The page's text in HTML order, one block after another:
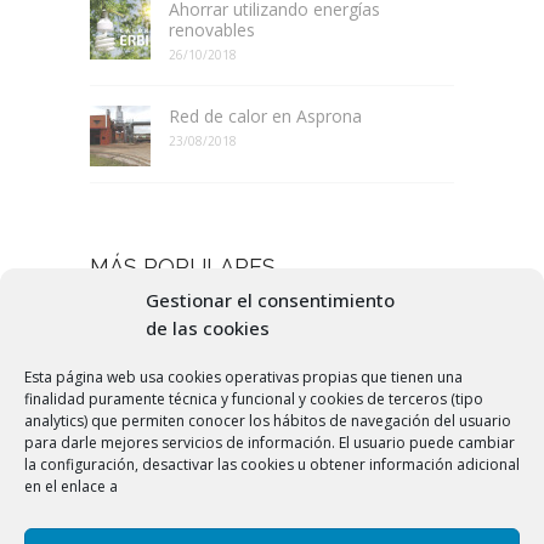
Gestionar el consentimiento
de las cookies
Esta página web usa cookies operativas propias que tienen una
finalidad puramente técnica y funcional y cookies de terceros (tipo
analytics) que permiten conocer los hábitos de navegación del usuario
para darle mejores servicios de información. El usuario puede cambiar
la configuración, desactivar las cookies u obtener información adicional
en el enlace a
Ahorrar utilizando energías
renovables
26/10/2018
Red de calor en Asprona
23/08/2018
MÁS POPULARES
19/07/2016
Qué es el pellet
25/06/2016